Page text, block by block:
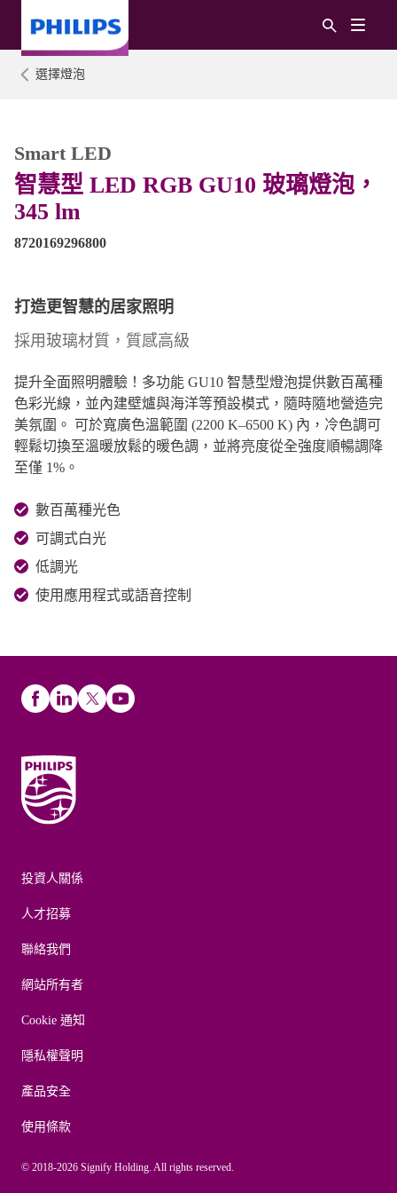
選擇燈泡
智慧型 LED RGB GU10 玻璃燈泡，
345 lm
Smart LED
8720169296800
打造更智慧的居家照明
採用玻璃材質，質感高級
提升全面照明體驗！多功能 GU10 智慧型燈泡提供數百萬種
色彩光線，並內建壁爐與海洋等預設模式，隨時隨地營造完
美氛圍。 可於寬廣色溫範圍 (2200 K–6500 K) 內，冷色調可
輕鬆切換至溫暖放鬆的暖色調，並將亮度從全強度順暢調降
至僅 1%。
數百萬種光色
可調式白光
低調光
使用應用程式或語音控制
投資人關係
人才招募
聯絡我們
網站所有者
Cookie 通知
隱私權聲明
產品安全
使用條款
© 2018-2026 Signify Holding. All rights reserved.